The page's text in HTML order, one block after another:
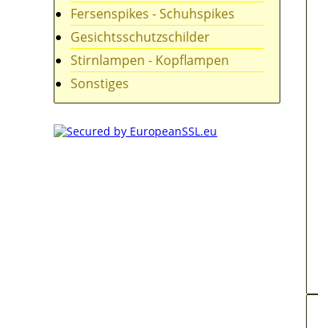
Fersenspikes - Schuhspikes
Gesichtsschutzschilder
Stirnlampen - Kopflampen
Sonstiges